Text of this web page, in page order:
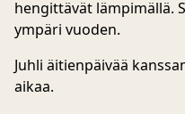
hengittävät lämpimällä.
ympäri vuoden.
Juhli äitienpäivää
aikaa.